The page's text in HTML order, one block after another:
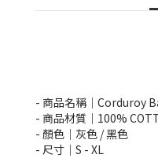
- 商品名稱｜Corduroy
- 商品材質｜100%
- 顏色｜灰色 / 黑色
- 尺寸｜S - XL